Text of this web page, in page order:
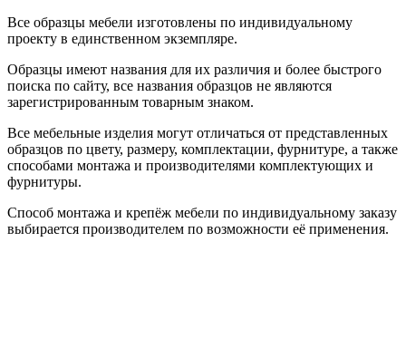
Все образцы мебели изготовлены по индивидуальному
проекту в единственном экземпляре.
Образцы имеют названия для их различия и более быстрого
поиска по сайту, все названия образцов не являются
зарегистрированным товарным знаком.
Все мебельные изделия могут отличаться от представленных
образцов по цвету, размеру, комплектации, фурнитуре, а также
способами монтажа и производителями комплектующих и
фурнитуры.
Способ монтажа и крепёж мебели по индивидуальному заказу
выбирается производителем по возможности её применения.